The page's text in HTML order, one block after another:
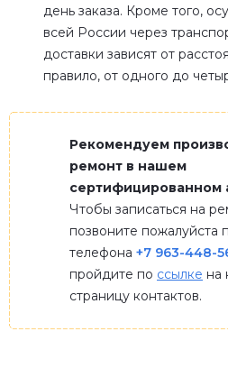
день заказа. Кроме того,
всей России через
доставки зависят от
правило, от одного до
Рекомендуем
ремонт в нашем
сертифицированном
Чтобы записаться на
позвоните пожалуйста
телефона +7 963-448-
пройдите по ссылке на
страницу контактов.